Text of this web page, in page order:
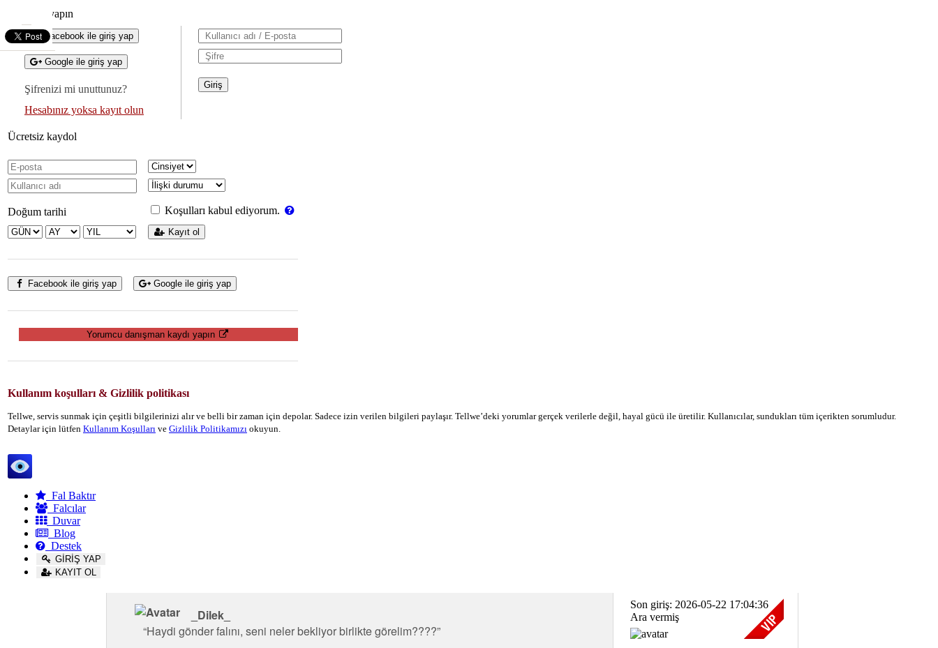
Giriş yapın
Facebook ile giriş yap
Google ile giriş yap
Şifrenizi mi unuttunuz?
Hesabınız yoksa kayıt olun
Ücretsiz kaydol
Doğum tarihi Koşulları kabul ediyorum.
Kayıt ol
Facebook ile giriş yap Google ile giriş yap
Yorumcu danışman kaydı yapın
Kullanım koşulları & Gizlilik politikası
Tellwe, servis sunmak için çeşitli bilgilerinizi alır ve belli bir zaman için depolar. Sadece izin verilen bilgileri paylaşır. Tellwe’deki yorumlar gerçek verilerle değil, hayal gücü ile üretilir. Kullanıcılar, sundukları tüm içerikten sorumludur.
Detaylar için lütfen Kullanım Koşulları ve Gizlilik Politikamızı okuyun.
Fal Baktır
Falcılar
Duvar
Blog
Destek
GİRİŞ YAP
KAYIT OL
Son giriş: 2026-05-22 17:04:36
Ara vermiş
_Dilek_
Haydi gönder falını, seni neler bekliyor birlikte görelim????